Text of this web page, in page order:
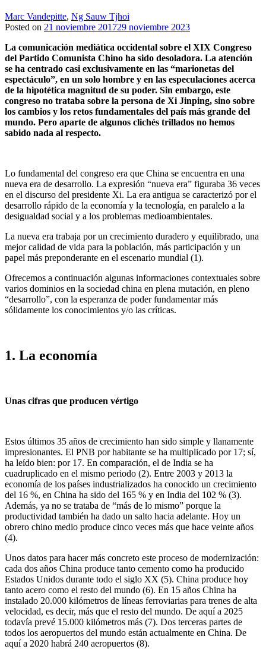
Marc Vandepitte, Ng Sauw Tjhoi
Posted on 21 noviembre 201729 noviembre 2023
La comunicación mediática occidental sobre el XIX Congreso
del Partido Comunista Chino ha sido desoladora. La atención
se ha centrado casi exclusivamente en las “marionetas del
espectáculo”, en un solo hombre y en las especulaciones acerca
de la hipotética magnitud de su poder. Sin embargo, este
congreso no trataba sobre la persona de Xi Jinping, sino sobre
los cambios y los retos fundamentales del país más grande del
mundo. Pero aparte de algunos clichés trillados no hemos
sabido nada al respecto.
Lo fundamental del congreso era que China se encuentra en una
nueva era de desarrollo. La expresión “nueva era” figuraba 36 veces
en el discurso del presidente Xi. La era antigua se caracterizó por el
desarrollo rápido de la economía y la tecnología, en paralelo a la
desigualdad social y a los problemas medioambientales.
La nueva era trabaja por un crecimiento duradero y equilibrado, una
mejor calidad de vida para la población, más participación y un
papel más preponderante en el escenario mundial (1).
Ofrecemos a continuación algunas informaciones contextuales sobre
varios dominios en la sociedad china en plena mutación, en pleno
“desarrollo”, con la esperanza de poder fundamentar más
sólidamente los conocimientos y/o las críticas.
1. La economía
Unas cifras que producen vértigo
Estos últimos 35 años de crecimiento han sido simple y llanamente
impresionantes. El PNB por habitante se ha multiplicado por 17; sí,
ha leído bien: por 17. En comparación, el de India se ha
cuadruplicado en el mismo periodo (2). Entre 2003 y 2013 la
economía de los países industrializados ha conocido un crecimiento
del 16 %, en China ha sido del 165 % y en India del 102 % (3).
Además, ya no se trataba de “más de lo mismo” porque la
productividad también ha dado un salto hacia adelante. Hoy un
obrero chino medio produce cinco veces más que hace veinte años
(4).
Unos datos para hacer más concreto este proceso de modernización:
cada dos años China produce tanto cemento como ha producido
Estados Unidos durante todo el siglo XX (5). China produce hoy
tanto acero como el resto del mundo (6). En 15 años China ha
instalado 20.000 kilómetros de líneas ferroviarias para trenes de alta
velocidad, es decir, más que el resto del mundo. De aquí a 2025
todavía prevé 15.000 kilómetros más (7). Dos terceras partes de
todos los aeropuertos del mundo están actualmente en China. De
aquí a 2020 habrá 240 aeropuertos (8).